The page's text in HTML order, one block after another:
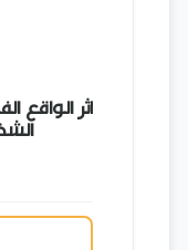
اثر الواقع